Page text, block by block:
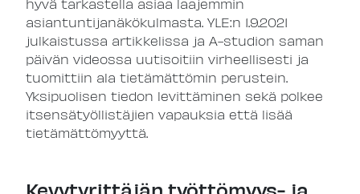
hyvä tarkastella asiaa laajemmin
asiantuntijanäkökulmasta. YLE:n 1.9.2021
julkaistussa artikkelissa ja A-studion saman
päivän videossa uutisoitiin virheellisesti ja
tuomittiin ala tietämättömin perustein.
Yksipuolisen tiedon levittäminen sekä polkee
itsensätyöllistäjien vapauksia että lisää
tietämättömyyttä.